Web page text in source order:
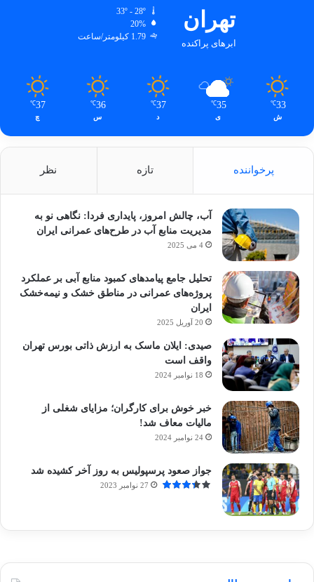
تهران
ابرهای پراکنده
20%
1.79 کیلومتر/ساعت
33
℃
ش
35
℃
ی
37
℃
د
36
℃
س
37
℃
چ
پرخواننده تازه نظر
آب، چالش امروز، پایداری فردا: نگاهی نو به
مدیریت منابع آب در طرح‌های عمرانی ایران
4 می 2025
تحلیل جامع پیامدهای کمبود منابع آبی بر عملکرد
پروژه‌های عمرانی در مناطق خشک و نیمه‌خشک
ایران
20 آوریل 2025
صیدی: ایلان ماسک به ارزش ذاتی بورس تهران
واقف است
18 نوامبر 2024
خبر خوش برای کارگران؛ مزایای شغلی از
مالیات معاف شد!
24 نوامبر 2024
جواز صعود پرسپولیس به روز آخر کشیده شد
27 نوامبر 2023